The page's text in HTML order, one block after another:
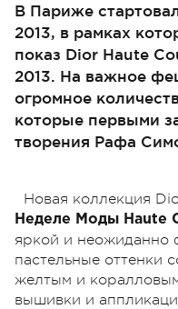
В Париже
2013, в рамках
показ Dior Haute
2013. На важное
огромное
которые первыми
творения Рафа
Новая коллекция
Неделе Моды Haute
яркой и неожиданно
пастельные оттенки
желтым и
вышивки и